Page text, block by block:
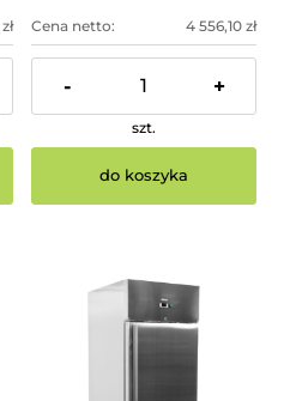
Cena netto: 4 556,10 zł
- +
szt.
do koszyka